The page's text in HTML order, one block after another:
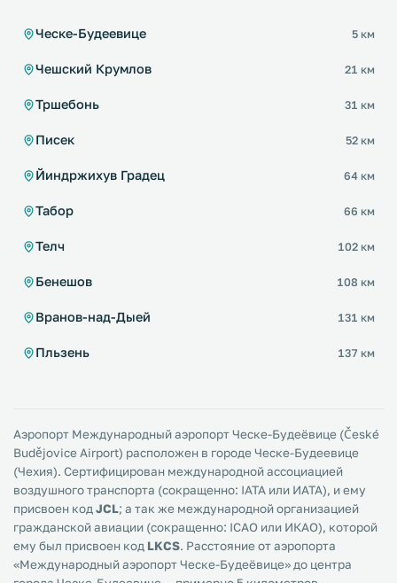
Ческе-Будеевице 5 км
Чешский Крумлов 21 км
Тршебонь 31 км
Писек 52 км
Йиндржихув Градец 64 км
Табор 66 км
Телч 102 км
Бенешов 108 км
Вранов-над-Дыей 131 км
Пльзень 137 км
Аэропорт Международный аэропорт Ческе-Будеёвице (České
Budějovice Airport) расположен в городе Ческе-Будеевице
(Чехия). Сертифицирован международной ассоциацией
воздушного транспорта (сокращенно: IATA или ИАТА), и ему
присвоен код JCL; а так же международной организацией
гражданской авиации (сокращенно: ICAO или ИКАО), которой
ему был присвоен код LKCS. Расстояние от аэропорта
«Международный аэропорт Ческе-Будеёвице» до центра